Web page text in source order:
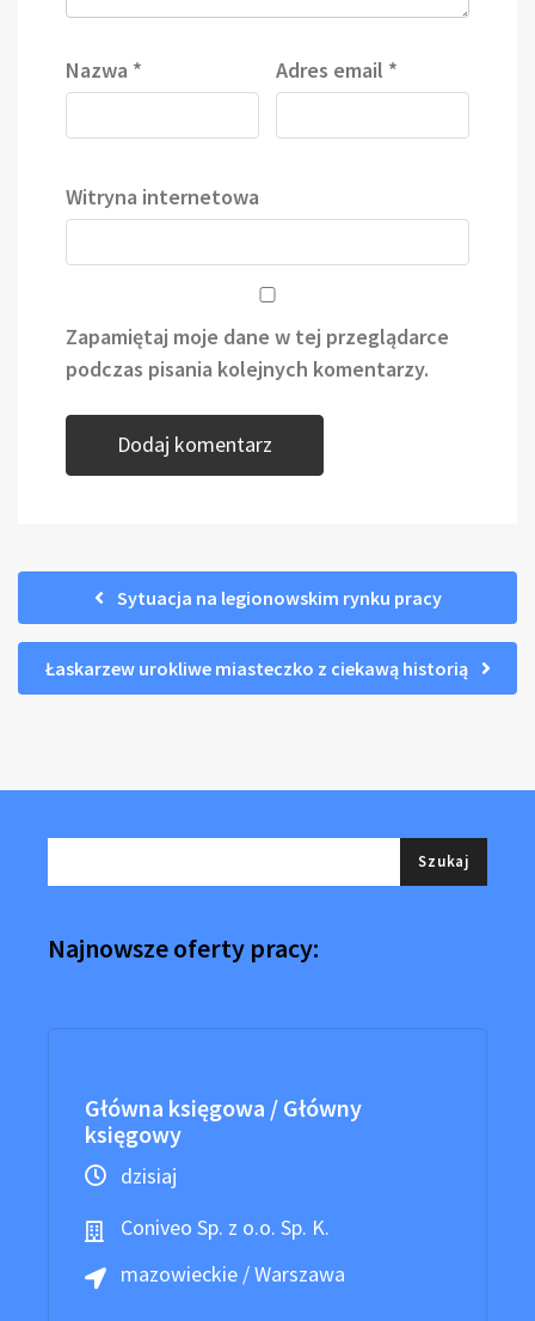
Nazwa * Adres email *
Witryna internetowa
Zapamiętaj moje dane w tej przeglądarce
podczas pisania kolejnych komentarzy.
Sytuacja na legionowskim rynku pracy
Łaskarzew urokliwe miasteczko z ciekawą historią
Najnowsze oferty pracy:
Główna księgowa / Główny
księgowy
dzisiaj
Coniveo Sp. z o.o. Sp. K.
mazowieckie / Warszawa